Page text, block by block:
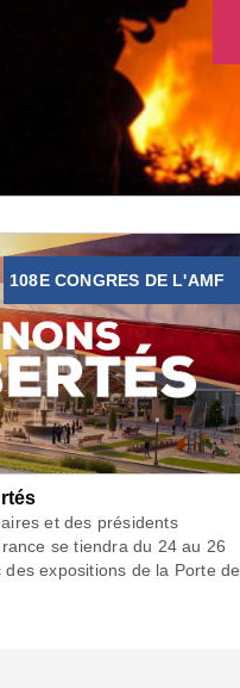
108E CONGRES DE L'AMF
et des présidents
se tiendra du 24 au 26
expositions de la Porte de